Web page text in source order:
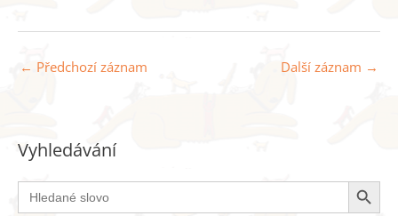
← Předchozí záznam Další záznam →
Vyhledávání
Search
for:
Search Button